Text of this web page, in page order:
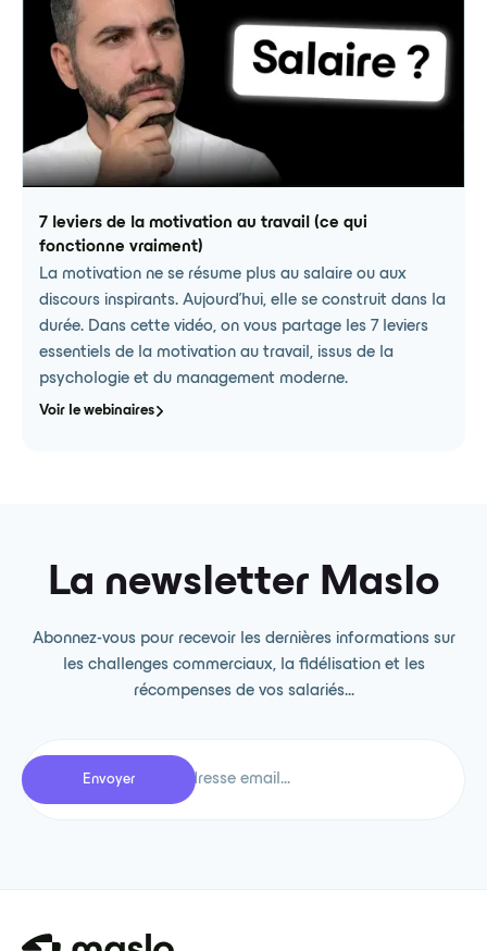
7 leviers de la motivation au travail (ce qui
fonctionne vraiment)
La motivation ne se résume plus au salaire ou aux
discours inspirants. Aujourd'hui, elle se construit dans la
durée. Dans cette vidéo, on vous partage les 7 leviers
essentiels de la motivation au travail, issus de la
psychologie et du management moderne.
Voir le webinaires
La newsletter Maslo
Abonnez-vous pour recevoir les dernières informations sur
les challenges commerciaux, la fidélisation et les
récompenses de vos salariés...